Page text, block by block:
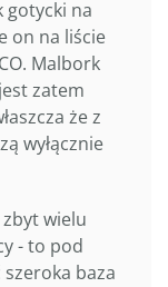
gotycki na
on na liście
Malbork
zatem
że z
wyłącznie
wielu
- to pod
baza